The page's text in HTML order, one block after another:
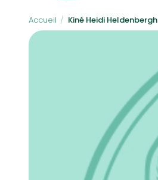
Accueil / Kiné Heidi Heldenbergh